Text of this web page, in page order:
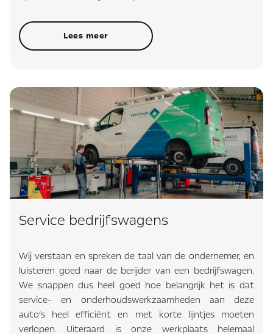
Lees meer
Service bedrijfswagens
Wij verstaan en spreken de taal van de ondernemer, en
luisteren goed naar de berijder van een bedrijfswagen.
We snappen dus heel goed hoe belangrijk het is dat
service- en onderhoudswerkzaamheden aan deze
auto’s heel efficiënt en met korte lijntjes moeten
verlopen. Uiteraard is onze werkplaats helemaal